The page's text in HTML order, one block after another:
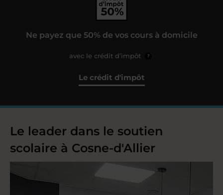
Ne payez que 50% de vos cours à domicile
avec le crédit d’impôt ?
Le crédit d'impôt
Le leader dans le soutien
scolaire à Cosne-d'Allier